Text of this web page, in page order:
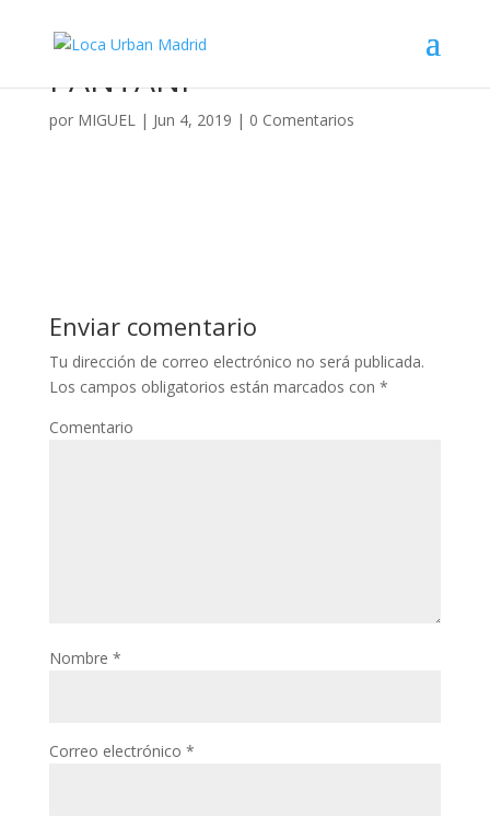
PANTANI
por MIGUEL| Jun 4, 2019 | 0 Comentarios
Enviar comentario
Tu dirección de correo electrónico no será publicada.
Los campos obligatorios están marcados con *
Comentario
Nombre *
Correo electrónico *